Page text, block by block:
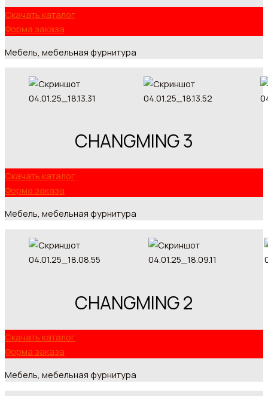
Скачать каталог
Форма заказа
Мебель, мебельная фурнитура
CHANGMING 3
Скачать каталог
Форма заказа
Мебель, мебельная фурнитура
CHANGMING 2
Скачать каталог
Форма заказа
Мебель, мебельная фурнитура